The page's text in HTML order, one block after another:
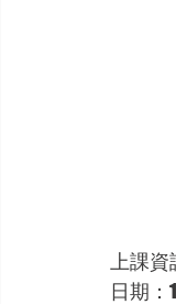
上課資
日期：